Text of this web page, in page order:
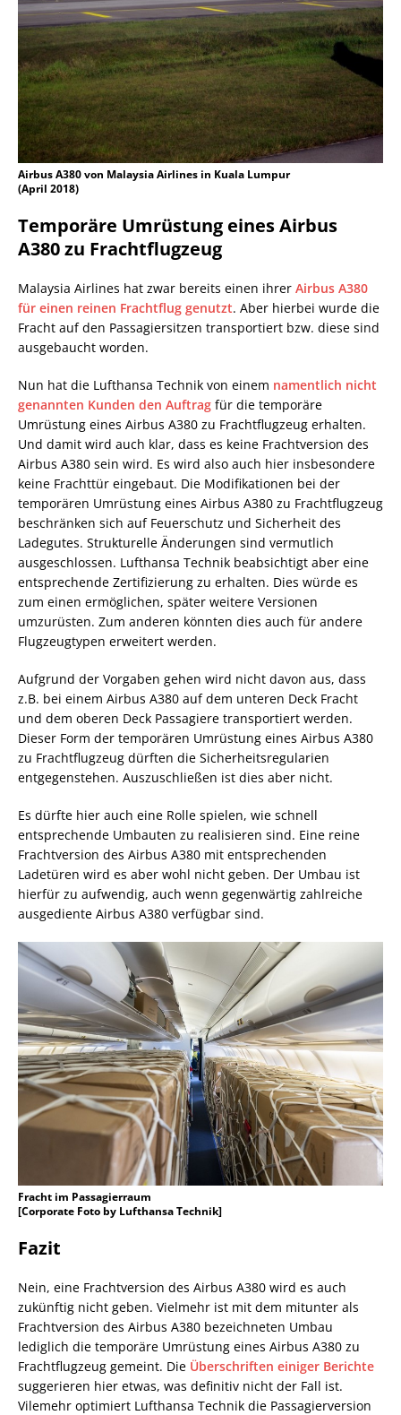
Airbus A380 von Malaysia Airlines in Kuala Lumpur
(April 2018)
Temporäre Umrüstung eines Airbus
A380 zu Frachtflugzeug
Malaysia Airlines hat zwar bereits einen ihrer Airbus A380
für einen reinen Frachtflug genutzt. Aber hierbei wurde die
Fracht auf den Passagiersitzen transportiert bzw. diese sind
ausgebaucht worden.
Nun hat die Lufthansa Technik von einem namentlich nicht
genannten Kunden den Auftrag für die temporäre
Umrüstung eines Airbus A380 zu Frachtflugzeug erhalten.
Und damit wird auch klar, dass es keine Frachtversion des
Airbus A380 sein wird. Es wird also auch hier insbesondere
keine Frachttür eingebaut. Die Modifikationen bei der
temporären Umrüstung eines Airbus A380 zu Frachtflugzeug
beschränken sich auf Feuerschutz und Sicherheit des
Ladegutes. Strukturelle Änderungen sind vermutlich
ausgeschlossen. Lufthansa Technik beabsichtigt aber eine
entsprechende Zertifizierung zu erhalten. Dies würde es
zum einen ermöglichen, später weitere Versionen
umzurüsten. Zum anderen könnten dies auch für andere
Flugzeugtypen erweitert werden.
Aufgrund der Vorgaben gehen wird nicht davon aus, dass
z.B. bei einem Airbus A380 auf dem unteren Deck Fracht
und dem oberen Deck Passagiere transportiert werden.
Dieser Form der temporären Umrüstung eines Airbus A380
zu Frachtflugzeug dürften die Sicherheitsregularien
entgegenstehen. Auszuschließen ist dies aber nicht.
Es dürfte hier auch eine Rolle spielen, wie schnell
entsprechende Umbauten zu realisieren sind. Eine reine
Frachtversion des Airbus A380 mit entsprechenden
Ladetüren wird es aber wohl nicht geben. Der Umbau ist
hierfür zu aufwendig, auch wenn gegenwärtig zahlreiche
ausgediente Airbus A380 verfügbar sind.
Fracht im Passagierraum
[Corporate Foto by Lufthansa Technik]
Fazit
Nein, eine Frachtversion des Airbus A380 wird es auch
zukünftig nicht geben. Vielmehr ist mit dem mitunter als
Frachtversion des Airbus A380 bezeichneten Umbau
lediglich die temporäre Umrüstung eines Airbus A380 zu
Frachtflugzeug gemeint. Die Überschriften einiger Berichte
suggerieren hier etwas, was definitiv nicht der Fall ist.
Vilemehr optimiert Lufthansa Technik die Passagierversion